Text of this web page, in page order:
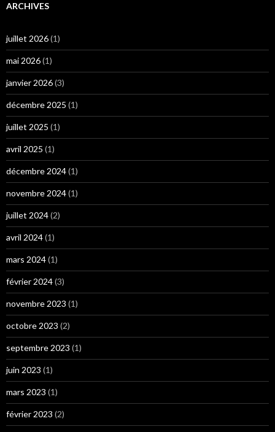
ARCHIVES
juillet 2026(1)
mai 2026(1)
janvier 2026(3)
décembre 2025 (1)
juillet 2025 (1)
avril 2025 (1)
décembre 2024(1)
novembre 2024(1)
juillet 2024(2)
avril 2024(1)
mars 2024(1)
février 2024(3)
novembre 2023 (1)
octobre 2023 (2)
septembre 2023 (1)
juin 2023 (1)
mars 2023 (1)
février 2023 (2)